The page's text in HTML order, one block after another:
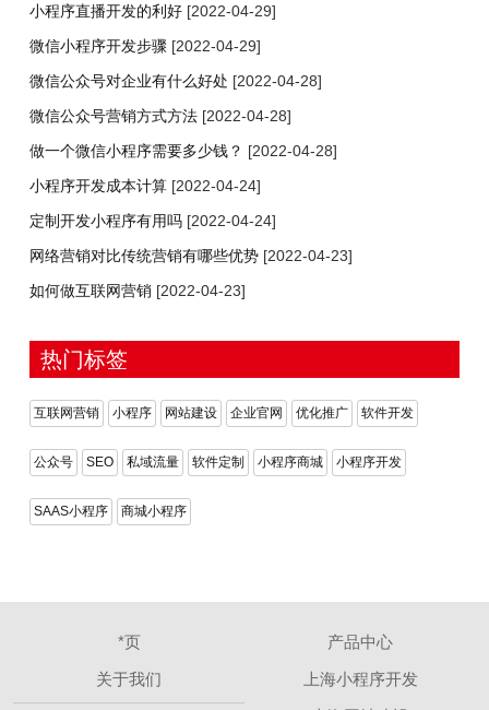
小程序直播开发的利好 [2022-04-29]
微信小程序开发步骤 [2022-04-29]
微信公众号对企业有什么好处 [2022-04-28]
微信公众号营销方式方法 [2022-04-28]
做一个微信小程序需要多少钱？ [2022-04-28]
小程序开发成本计算 [2022-04-24]
定制开发小程序有用吗 [2022-04-24]
网络营销对比传统营销有哪些优势 [2022-04-23]
如何做互联网营销 [2022-04-23]
热门标签
互联网营销 小程序 网站建设 企业官网 优化推广 软件开发
公众号 SEO 私域流量 软件定制 小程序商城 小程序开发
SAAS小程序 商城小程序
*页
关于我们
产品中心
上海小程序开发